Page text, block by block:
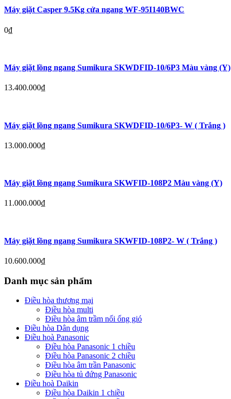
Máy giặt Casper 9.5Kg cửa ngang WF-95I140BWC
0₫
Máy giặt lồng ngang Sumikura SKWDFID-10/6P3 Màu vàng (Y)
13.400.000₫
Máy giặt lồng ngang Sumikura SKWDFID-10/6P3- W ( Trắng )
13.000.000₫
Máy giặt lồng ngang Sumikura SKWFID-108P2 Màu vàng (Y)
11.000.000₫
Máy giặt lồng ngang Sumikura SKWFID-108P2- W ( Trắng )
10.600.000₫
Danh mục sản phẩm
Điều hòa thương mại
Điều hòa multi
Điều hòa âm trầm nối ống gió
Điều hòa Dân dụng
Điều hoà Panasonic
Điều hòa Panasonic 1 chiều
Điều hòa Panasonic 2 chiều
Điều hòa âm trần Panasonic
Điều hòa tủ đứng Panasonic
Điều hoà Daikin
Điều hòa Daikin 1 chiều